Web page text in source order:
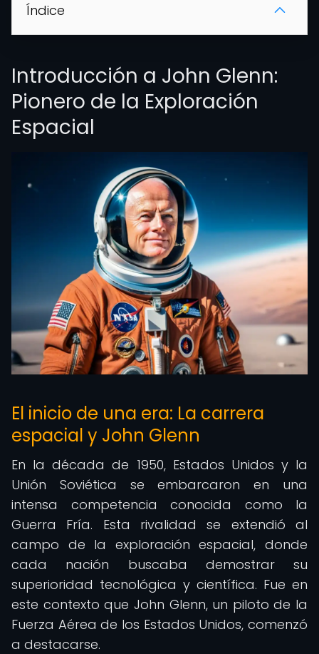
Índice
Introducción a John Glenn:
Pionero de la Exploración
Espacial
El inicio de una era: La carrera
espacial y John Glenn
En la década de 1950, Estados Unidos y la
Unión Soviética se embarcaron en una
intensa competencia conocida como la
Guerra Fría. Esta rivalidad se extendió al
campo de la exploración espacial, donde
cada nación buscaba demostrar su
superioridad tecnológica y científica. Fue en
este contexto que John Glenn, un piloto de la
Fuerza Aérea de los Estados Unidos, comenzó
a destacarse.